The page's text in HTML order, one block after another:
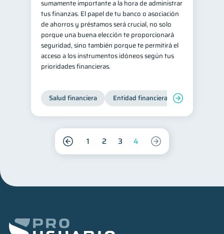
sumamente importante a la hora de administrar
tus finanzas. El papel de tu banco o asociación
de ahorros y préstamos será crucial, no solo
porque una buena elección te proporcionará
seguridad, sino también porque te permitirá el
acceso a los instrumentos idóneos según tus
prioridades financieras.
Salud financiera Entidad financiera
1 2 3 4